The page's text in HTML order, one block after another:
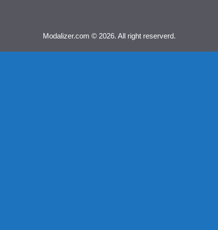
Modalizer.com © 2026. All right reserverd.